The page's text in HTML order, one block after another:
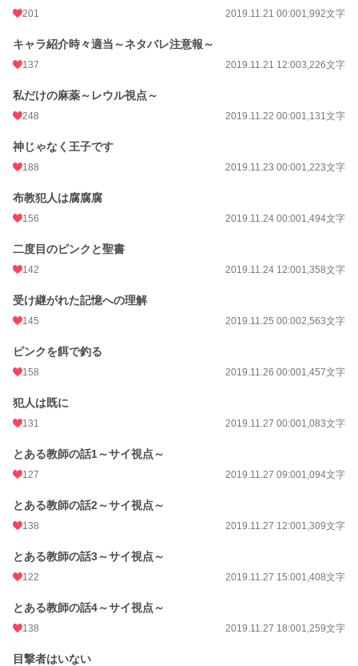
201 2019.11.21 00:001,992文字
キャラ紹介時々適当～ネタバレ注意報～
137 2019.11.21 12:003,226文字
私だけの麻薬～レウル視点～
248 2019.11.22 00:001,131文字
神じゃなく王子です
188 2019.11.23 00:001,223文字
布教犯人は腐腐腐
156 2019.11.24 00:001,494文字
二度目のピンクと聖書
142 2019.11.24 12:001,358文字
受け継がれた記憶への理解
145 2019.11.25 00:002,563文字
ピンクを餌で釣る
158 2019.11.26 00:001,457文字
犯人は既に
131 2019.11.27 00:001,083文字
とある教師の話1～サイ視点～
127 2019.11.27 09:001,094文字
とある教師の話2～サイ視点～
138 2019.11.27 12:001,309文字
とある教師の話3～サイ視点～
122 2019.11.27 15:001,408文字
とある教師の話4～サイ視点～
138 2019.11.27 18:001,259文字
目撃者はいない